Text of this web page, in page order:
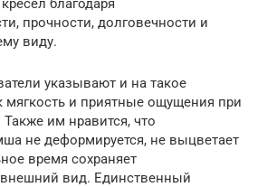
благодаря
прочности, долговечности и
виду.
указывают и на такое
мягкость и приятные ощущения при
им нравится, что
не деформируется, не выцветает
время сохраняет
вид. Единственный